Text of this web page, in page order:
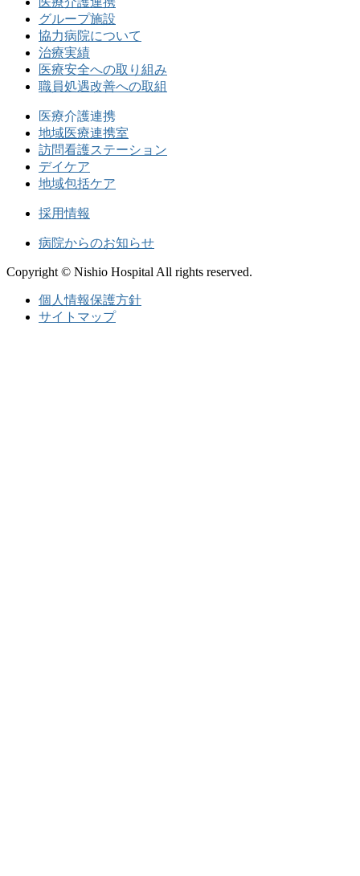
グループ施設
協力病院について
治療実績
医療安全への取り組み
職員処遇改善への取組
医療介護連携
地域医療連携室
訪問看護ステーション
デイケア
地域包括ケア
採用情報
病院からのお知らせ
Copyright © Nishio Hospital All rights reserved.
個人情報保護方針
サイトマップ